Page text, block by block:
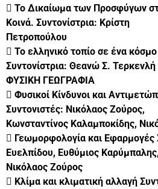
 Το Δικαίωμα των Προσφύγων
Κοινά. Συντονίστρια: Κρίστη
Πετροπούλου
 Το ελληνικό τοπίο σε ένα
Συντονίστρια: Θεανώ Σ. Τερκενλή
ΦΥΣΙΚΗ ΓΕΩΓΡΑΦΙΑ
 Φυσικοί Κίνδυνοι και
Συντονιστές: Νικόλαος Ζούρος,
Κωνσταντίνος Καλαμποκίδης,
 Γεωμορφολογία και Εφαρμογές
Ευελπίδου, Ευθύμιος Καρύμπαλης,
Νικόλαος Ζούρος
 Κλίμα και κλιματική αλλαγή